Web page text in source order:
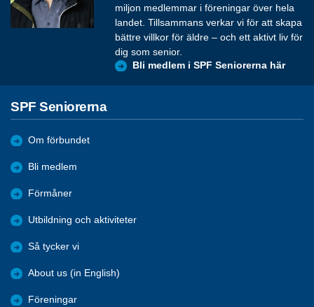
miljon medlemmar i föreningar över hela
landet. Tillsammans verkar vi för att skapa
bättre villkor för äldre – och ett aktivt liv för
dig som senior.
Bli medlem i SPF Seniorerna här
SPF Seniorerna
Om förbundet
Bli medlem
Förmåner
Utbildning och aktiviteter
Så tycker vi
About us (in English)
Föreningar